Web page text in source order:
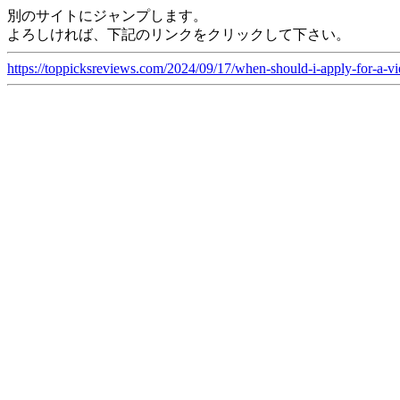
別のサイトにジャンプします。
よろしければ、下記のリンクをクリックして下さい。
https://toppicksreviews.com/2024/09/17/when-should-i-apply-for-a-